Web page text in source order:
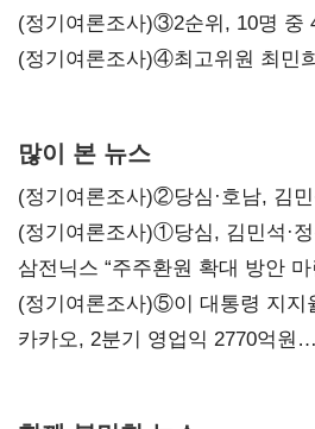
(정기여론조사)③2순위, 10명 중
'한 자릿수'
(정기여론조사)④최고위원 최민
많이 본 뉴스
(정기여론조사)②당심·호남, 김
(정기여론조사)①당심, 김민석·
지지도 '50% 아래로'(종합)
삼전닉스 “주주환원 확대 방안
보내
(정기여론조사)⑤이 대통령 지지
만에 다시 40%대
카카오, 2분기 영업익 2770억원